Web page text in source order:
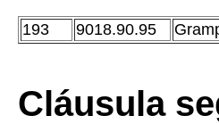
193 9018.90.95
Cláusula